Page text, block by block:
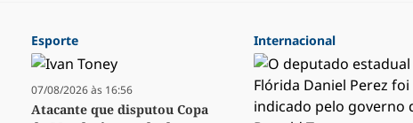
Esporte
07/08/2026 às 16:56
Atacante que disputou Copa
Internacional